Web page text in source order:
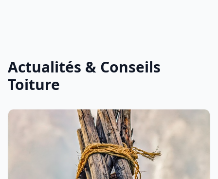
Actualités & Conseils
Toiture